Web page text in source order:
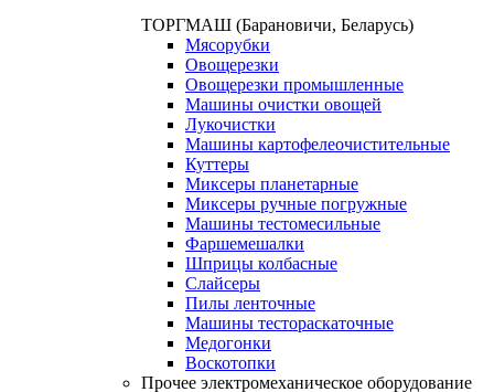
ТОРГМАШ (Барановичи, Беларусь)
Мясорубки
Овощерезки
Овощерезки промышленные
Машины очистки овощей
Лукочистки
Машины картофелеочистительные
Куттеры
Миксеры планетарные
Миксеры ручные погружные
Машины тестомесильные
Фаршемешалки
Шприцы колбасные
Слайсеры
Пилы ленточные
Машины тестораскаточные
Медогонки
Воскотопки
Прочее электромеханическое оборудование